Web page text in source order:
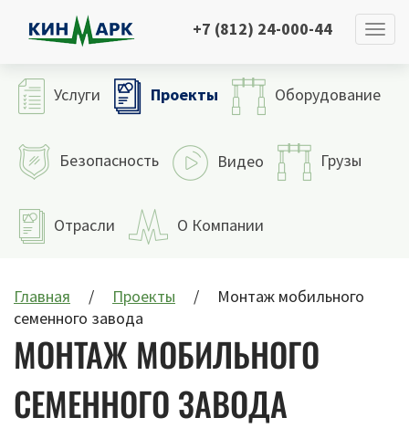
+7 (812) 24-000-44
Услуги Проекты Оборудование
Безопасность Видео Грузы
Отрасли О Компании
Главная Проекты
Монтаж мобильного
семенного завода
МОНТАЖ МОБИЛЬНОГО
СЕМЕННОГО ЗАВОДА